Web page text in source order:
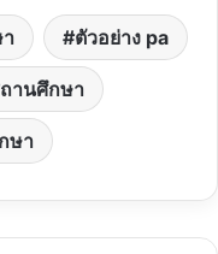
ตัวอย่าง pa
านศึกษา
ษา